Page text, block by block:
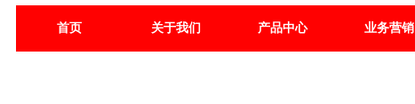
首页 关于我们 产品中心 业务营销